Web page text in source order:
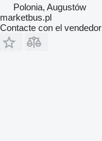
Polonia, Augustów
marketbus.pl
Contacte con el vendedor